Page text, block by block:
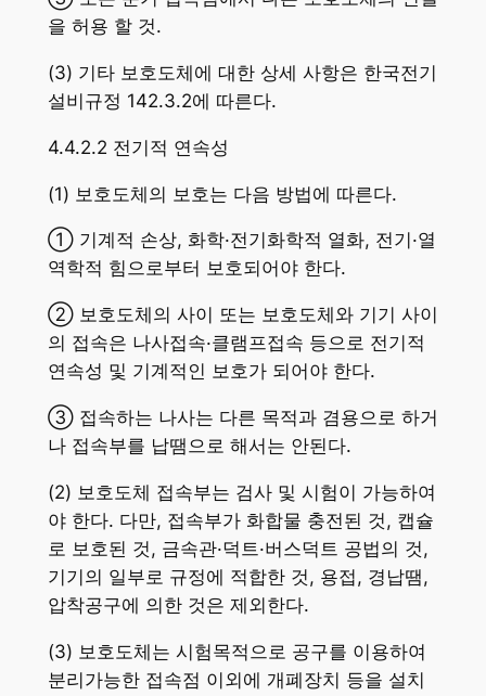
을 허용 할 것.
(3) 기타 보호도체에 대한 상세 사항은 한국전기
설비규정 142.3.2에 따른다.
4.4.2.2 전기적 연속성
(1) 보호도체의 보호는 다음 방법에 따른다.
① 기계적 손상, 화학·전기화학적 열화, 전기·열
역학적 힘으로부터 보호되어야 한다.
② 보호도체의 사이 또는 보호도체와 기기 사이
의 접속은 나사접속·클램프접속 등으로 전기적
연속성 및 기계적인 보호가 되어야 한다.
③ 접속하는 나사는 다른 목적과 겸용으로 하거
나 접속부를 납땜으로 해서는 안된다.
(2) 보호도체 접속부는 검사 및 시험이 가능하여
야 한다. 다만, 접속부가 화합물 충전된 것, 캡슐
로 보호된 것, 금속관·덕트·버스덕트 공법의 것,
기기의 일부로 규정에 적합한 것, 용접, 경납땜,
압착공구에 의한 것은 제외한다.
(3) 보호도체는 시험목적으로 공구를 이용하여
분리가능한 접속점 이외에 개폐장치 등을 설치